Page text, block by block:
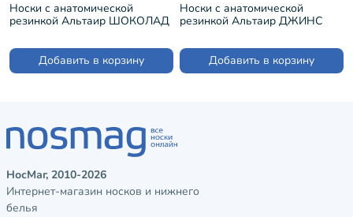
Носки с анатомической
резинкой Альтаир ШОКОЛАД
Добавить в корзину
Носки с анатомической
резинкой Альтаир ДЖИНС
Добавить в корзину
НосМаг, 2010-2026
Интернет-магазин носков и нижнего
белья